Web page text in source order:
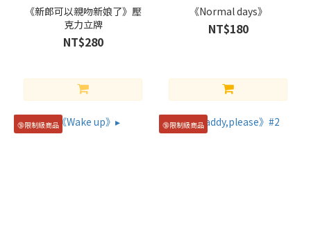
《新郎可以親吻新娘了》壓
克力立牌
NT$280
《Normal days》
NT$180
🔞限制級商品 🔞限制級商品